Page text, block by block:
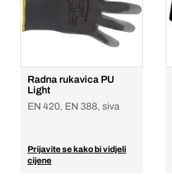
Radna rukavica PU
Light
EN 420, EN 388, siva
Prijavite se kako bi vidjeli
cijene